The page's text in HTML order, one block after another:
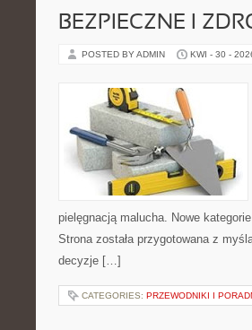
BEZPIECZNE I
POSTED BY ADMIN KWI - 30 -
pielęgnacją malucha. Nowe
Strona została przygotowana z
decyzje […]
CATEGORIES: PRZEWODNIKI I